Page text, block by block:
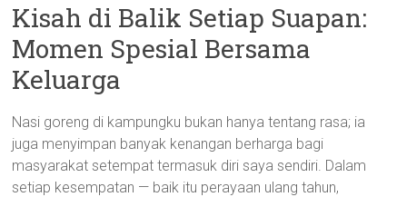
Kisah di Balik Setiap Suapan:
Momen Spesial Bersama
Keluarga
Nasi goreng di kampungku bukan hanya tentang rasa; ia
juga menyimpan banyak kenangan berharga bagi
masyarakat setempat termasuk diri saya sendiri. Dalam
setiap kesempatan — baik itu perayaan ulang tahun,